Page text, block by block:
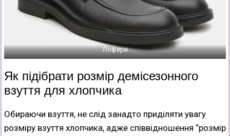
Лофери
Як підібрати розмір демісезонного
взуття для хлопчика
Обираючи взуття, не слід занадто приділяти увагу
розміру взуття хлопчика, адже співвідношення “розмір